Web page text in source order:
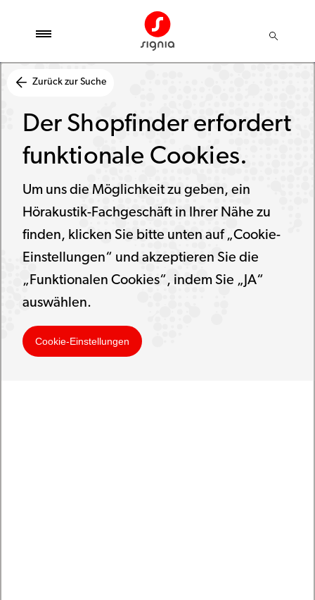
Zurück zur Suche
Der Shopfinder erfordert
funktionale Cookies.
Um uns die Möglichkeit zu geben, ein
Hörakustik-Fachgeschäft in Ihrer Nähe zu
finden, klicken Sie bitte unten auf „Cookie-
Einstellungen“ und akzeptieren Sie die
„Funktionalen Cookies“, indem Sie „JA“
auswählen.
Cookie-Einstellungen